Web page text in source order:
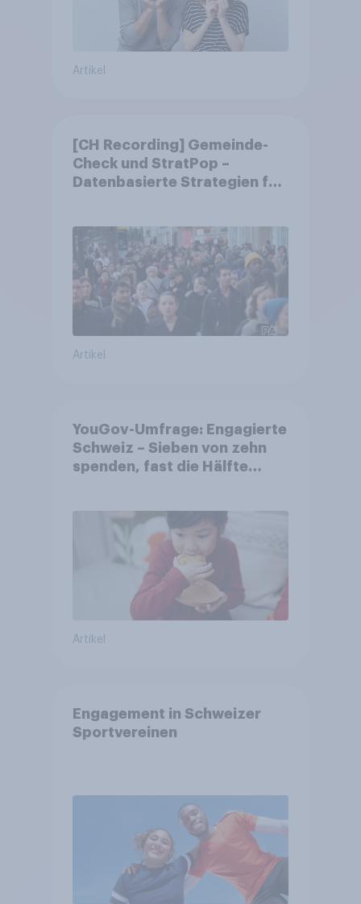
Artikel
[CH Recording] Gemeinde-
Check und StratPop –
Datenbasierte Strategien für
Artikel
YouGov-Umfrage: Engagierte
Schweiz – Sieben von zehn
spenden, fast die Hälfte
Artikel
Engagement in Schweizer
Sportvereinen